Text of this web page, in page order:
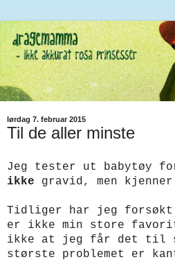
lørdag 7. februar 2015
Til de aller minste
Jeg tester ut babytøy
ikke gravid, men kjenner
Tidliger har jeg forsøkt
er ikke min store
ikke at jeg får det til
største problemet er